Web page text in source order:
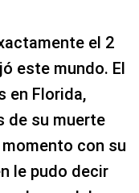
el 2
este mundo. El
en Florida,
de su muerte
con su
le pudo decir